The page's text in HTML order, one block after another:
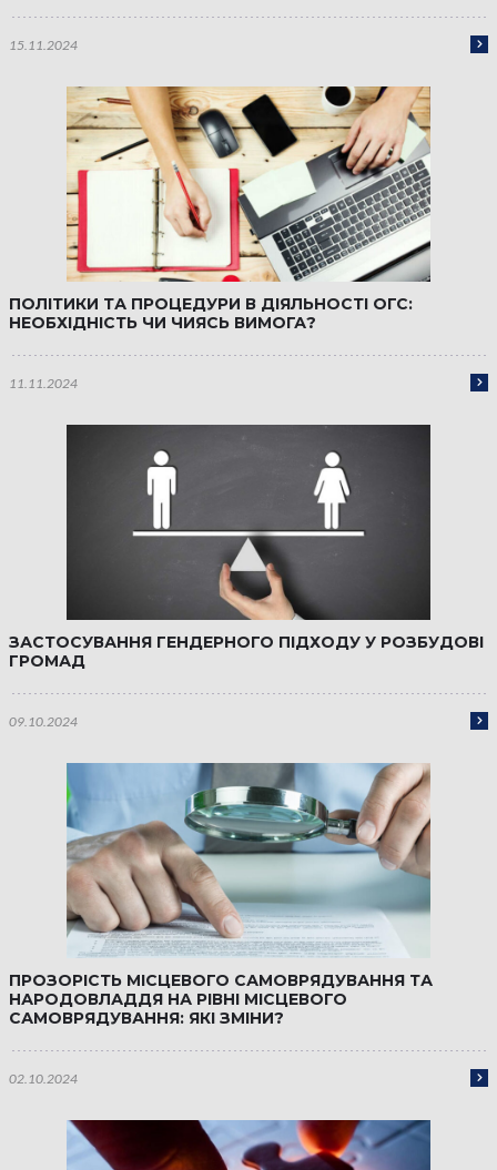
15.11.2024
ПОЛІТИКИ ТА ПРОЦЕДУРИ В ДІЯЛЬНОСТІ ОГС:
НЕОБХІДНІСТЬ ЧИ ЧИЯСЬ ВИМОГА?
11.11.2024
ЗАСТОСУВАННЯ ГЕНДЕРНОГО ПІДХОДУ У РОЗБУДОВІ
ГРОМАД
09.10.2024
ПРОЗОРІСТЬ МІСЦЕВОГО САМОВРЯДУВАННЯ ТА
НАРОДОВЛАДДЯ НА РІВНІ МІСЦЕВОГО
САМОВРЯДУВАННЯ: ЯКІ ЗМІНИ?
02.10.2024